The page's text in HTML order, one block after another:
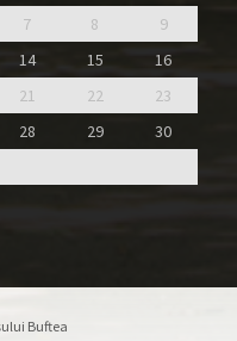
7 8
9
14 15
16
21 22
23
28 29
30
Buftea